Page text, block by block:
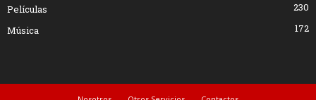
Películas
230
Música
172